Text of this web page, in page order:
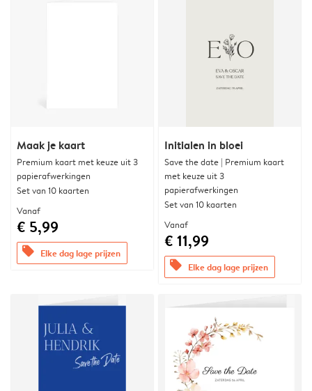
Maak je kaart
Premium kaart met keuze uit 3
papierafwerkingen
Set van 10 kaarten
Vanaf
€ 5,99
offers Elke dag lage prijzen
Initialen in bloei
Save the date | Premium kaart
met keuze uit 3
papierafwerkingen
Set van 10 kaarten
Vanaf
€ 11,99
offers Elke dag lage prijzen